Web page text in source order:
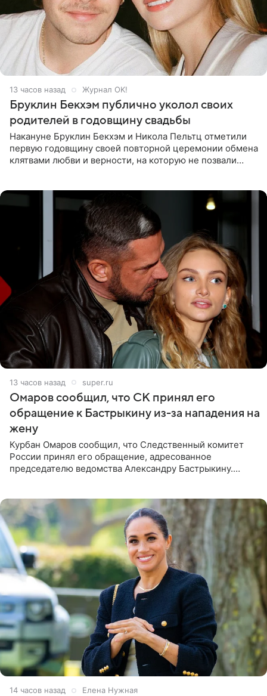
13 часов назад Журнал OK!
Бруклин Бекхэм публично уколол своих
родителей в годовщину свадьбы
Накануне Бруклин Бекхэм и Никола Пельтц отметили
первую годовщину своей повторной церемонии обмена
клятвами любви и верности, на которую не позвали
13 часов назад super.ru
Омаров сообщил, что СК принял его
обращение к Бастрыкину из-за нападения на
жену
Курбан Омаров сообщил, что Следственный комитет
России принял его обращение, адресованное
председателю ведомства Александру Бастрыкину.
14 часов назад Елена Нужная